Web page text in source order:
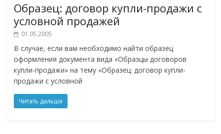
Образец: договор купли-продажи с
условной продажей
01.05.2005
В случае, если вам необходимо найти образец
оформления документа вида «Образцы договоров
купли-продажи» на тему «Образец: договор купли-
продажи с условной
Читать дальше